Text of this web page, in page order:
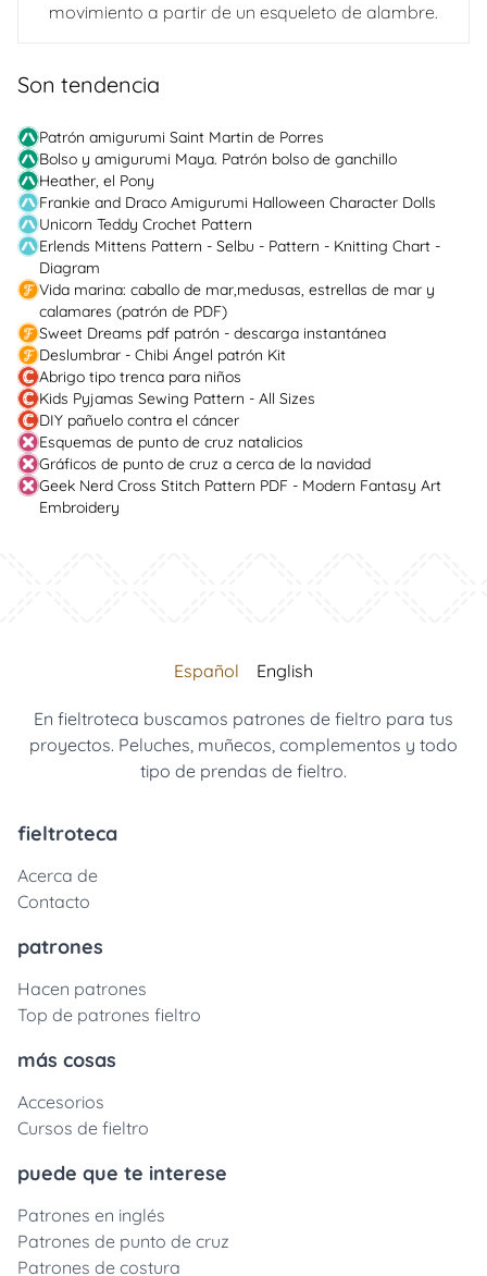
movimiento a partir de un esqueleto de alambre.
Son tendencia
Patrón amigurumi Saint Martin de Porres
Bolso y amigurumi Maya. Patrón bolso de ganchillo
Heather, el Pony
Frankie and Draco Amigurumi Halloween Character Dolls
Unicorn Teddy Crochet Pattern
Erlends Mittens Pattern - Selbu - Pattern - Knitting Chart -
Diagram
Vida marina: caballo de mar,medusas, estrellas de mar y
calamares (patrón de PDF)
Sweet Dreams pdf patrón - descarga instantánea
Deslumbrar - Chibi Ángel patrón Kit
Abrigo tipo trenca para niños
Kids Pyjamas Sewing Pattern - All Sizes
DIY pañuelo contra el cáncer
Esquemas de punto de cruz natalicios
Gráficos de punto de cruz a cerca de la navidad
Geek Nerd Cross Stitch Pattern PDF - Modern Fantasy Art
Embroidery
Español English
En fieltroteca buscamos patrones de fieltro para tus
proyectos. Peluches, muñecos, complementos y todo
tipo de prendas de fieltro.
fieltroteca
Acerca de
Contacto
patrones
Hacen patrones
Top de patrones fieltro
más cosas
Accesorios
Cursos de fieltro
puede que te interese
Patrones en inglés
Patrones de punto de cruz
Patrones de costura